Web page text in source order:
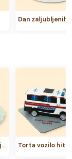
Torta za roštilj majstore